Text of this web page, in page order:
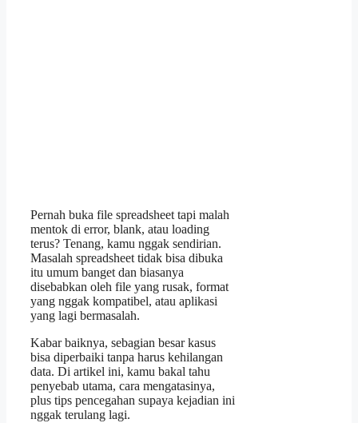
Pernah buka file spreadsheet tapi malah
mentok di error, blank, atau loading
terus? Tenang, kamu nggak sendirian.
Masalah spreadsheet tidak bisa dibuka
itu umum banget dan biasanya
disebabkan oleh file yang rusak, format
yang nggak kompatibel, atau aplikasi
yang lagi bermasalah.
Kabar baiknya, sebagian besar kasus
bisa diperbaiki tanpa harus kehilangan
data. Di artikel ini, kamu bakal tahu
penyebab utama, cara mengatasinya,
plus tips pencegahan supaya kejadian ini
nggak terulang lagi.